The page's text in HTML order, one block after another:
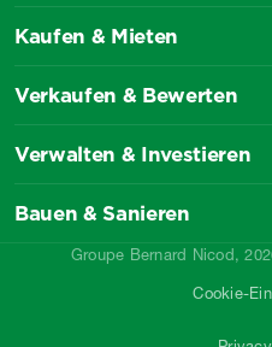
Kaufen & Mieten
Verkaufen & Bewerten
Verwalten & Investieren
Bauen & Sanieren
Groupe Bernard Nicod,
Cookie-